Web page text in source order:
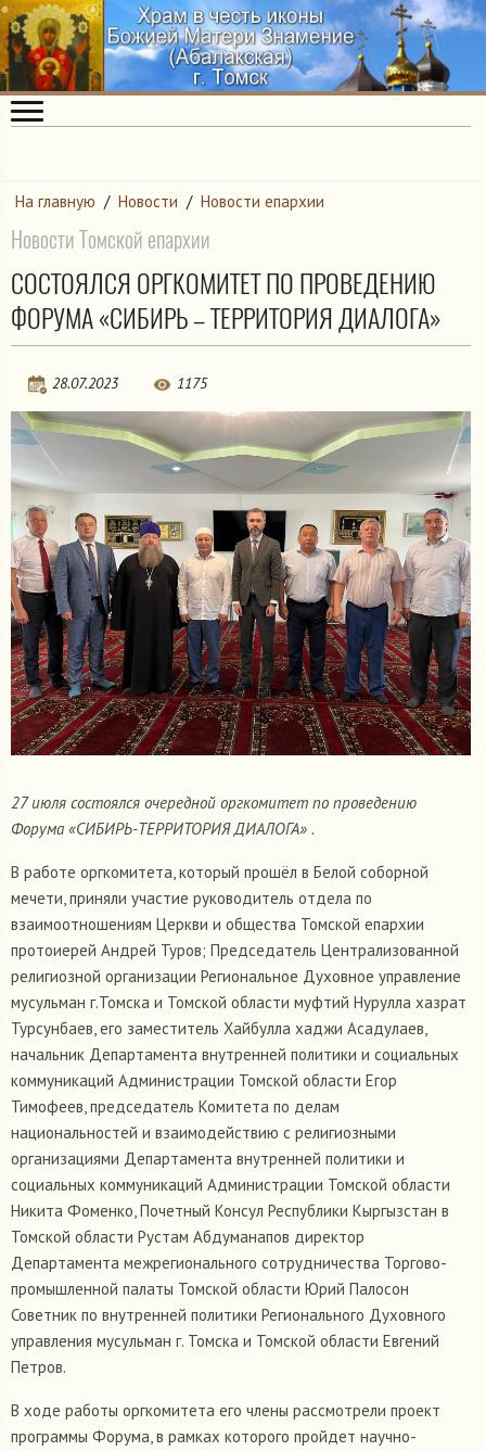
На главную / Новости / Новости епархии
Новости Томской епархии
СОСТОЯЛСЯ ОРГКОМИТЕТ ПО ПРОВЕДЕНИЮ
ФОРУМА «СИБИРЬ – ТЕРРИТОРИЯ ДИАЛОГА»
28.07.2023 1175
27 июля состоялся очередной оргкомитет по проведению
Форума «СИБИРЬ-ТЕРРИТОРИЯ ДИАЛОГА» .
В работе оргкомитета, который прошёл в Белой соборной
мечети, приняли участие руководитель отдела по
взаимоотношениям Церкви и общества Томской епархии
протоиерей Андрей Туров; Председатель Централизованной
религиозной организации Региональное Духовное управление
мусульман г.Томска и Томской области муфтий Нурулла хазрат
Турсунбаев, его заместитель Хайбулла хаджи Асадулаев,
начальник Департамента внутренней политики и социальных
коммуникаций Администрации Томской области Егор
Тимофеев, председатель Комитета по делам
национальностей и взаимодействию с религиозными
организациями Департамента внутренней политики и
социальных коммуникаций Администрации Томской области
Никита Фоменко, Почетный Консул Республики Кыргызстан в
Томской области Рустам Абдуманапов директор
Департамента межрегионального сотрудничества Торгово-
промышленной палаты Томской области Юрий Палосон
Советник по внутренней политики Регионального Духовного
управления мусульман г. Томска и Томской области Евгений
Петров.
В ходе работы оргкомитета его члены рассмотрели проект
программы Форума, в рамках которого пройдет научно-